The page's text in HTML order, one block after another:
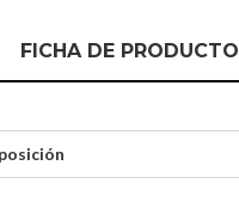
FICHA DE PRODUCTO